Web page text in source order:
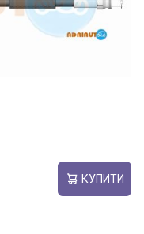
КУПИТИ